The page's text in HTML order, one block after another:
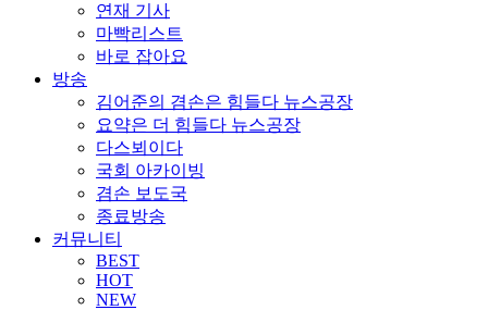
연재 기사
마빡리스트
바로 잡아요
방송
김어준의 겸손은 힘들다 뉴스공장
요약은 더 힘들다 뉴스공장
다스뵈이다
국회 아카이빙
겸손 보도국
종료방송
커뮤니티
BEST
HOT
NEW